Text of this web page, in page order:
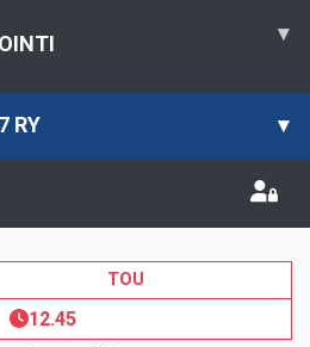
▾
RY ▾
TOU
12.45